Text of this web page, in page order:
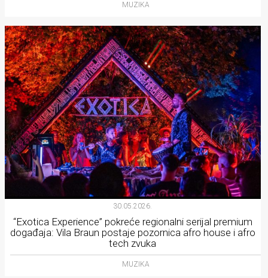
MUZIKA
30.05.2026.
“Exotica Experience” pokreće regionalni serijal premium
događaja: Vila Braun postaje pozornica afro house i afro
tech zvuka
MUZIKA